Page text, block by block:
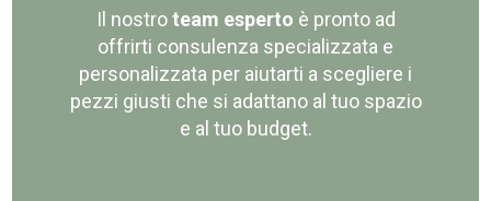
Il nostroteam esperto è pronto ad
offrirti consulenza specializzata e
personalizzata per aiutarti a scegliere i
pezzi giusti che si adattano al tuo spazio
e al tuo budget.